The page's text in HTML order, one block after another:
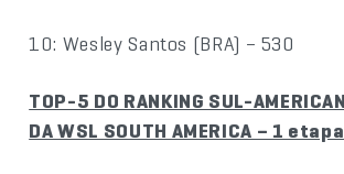
10: Wesley Santos (BRA) – 530
TOP-5 DO RANKING SUL-
DA WSL SOUTH AMERICA – 1 etapa